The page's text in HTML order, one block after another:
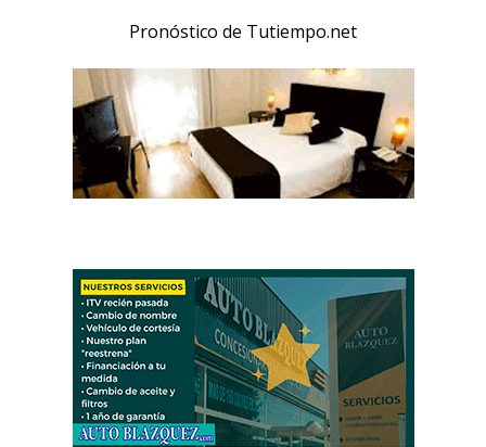
Pronóstico de Tutiempo.net